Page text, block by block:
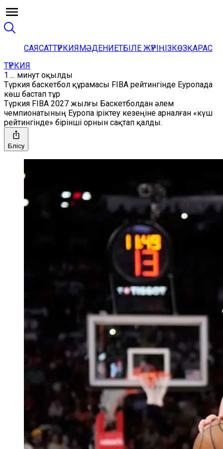
САЯСАТТҮРКИЯМӘДЕНИЕТБІЛЕ ЖҮРІҢІЗКӨЗҚАРАС
ТҮРКИЯ
1 ... минут оқылды
Түркия баскетбол құрамасы FIBA рейтингінде Еуропада
көш бастап тұр
Түркия FIBA 2027 жылғы Баскетболдан әлем
чемпионатының Еуропа іріктеу кезеңіне арналған «күш
рейтингінде» бірінші орнын сақтап қалды.
Бөлісу